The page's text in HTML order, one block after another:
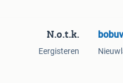
N.o.t.k.
Eergisteren